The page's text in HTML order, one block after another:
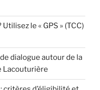
le « GPS » (TCC)
dialogue autour de la
Lacouturière